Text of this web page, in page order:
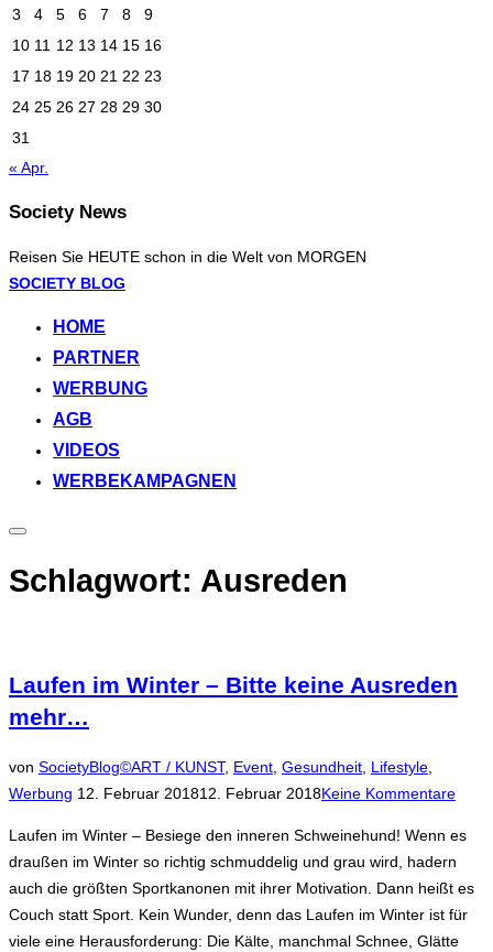
3
4 5 6 7 8
9
10 11 12 13 14 15 16
17 18 19 20 21 22 23
24 25 26 27 28 29 30
31
« Apr.
Society News
Reisen Sie HEUTE schon in die Welt von MORGEN
Zum
springen
SOCIETY BLOG
HOME
PARTNER
WERBUNG
AGB
VIDEOS
WERBEKAMPAGNEN
Seitenleiste
Navigation
umschalten
Schlagwort: Ausreden
Laufen im Winter – Bitte keine Ausreden
mehr…
von SocietyBlog©ART / KUNST, Event Gesundheit Lifestyle
Werbung Veröffentlicht
12. Februar 201812. Februar 2018Keine Kommentare
Laufen im Winter – Besiege den inneren Schweinehund! Wenn es
draußen im Winter so richtig schmuddelig und grau wird, hadern
auch die größten Sportkanonen mit ihrer Motivation. Dann heißt es
Couch statt Sport. Kein Wunder, denn das Laufen im Winter ist für
viele eine Herausforderung: Die Kälte, manchmal Schnee, Glätte